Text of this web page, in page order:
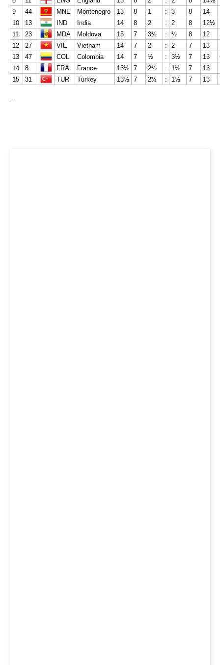
9
44 MNE Montenegro 13 8 1 : 3 8 14
10
13 IND India 14 8 2 : 2 8 12½
11
23 MDA Moldova 15 7 3½ : ½ 8 12
12
27 VIE Vietnam 14 7 2 : 2 7 13
13
47 COL Colombia 14 7 ½ : 3½ 7 13
14
8 FRA France 13½ 7 2½ : 1½ 7 13
15
31 TUR Turkey 13½ 7 2½ : 1½ 7 13